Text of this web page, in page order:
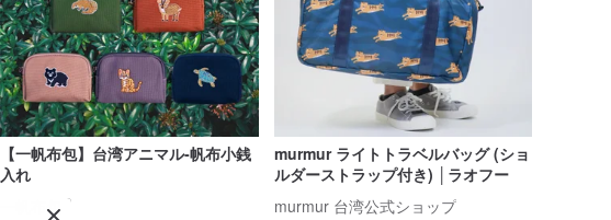
【一帆布包】台湾アニマル‐帆布小銭
入れ
一帆布包
murmur ライトトラベルバッグ (ショ
ルダーストラップ付き) │ラオフー
murmur 台湾公式ショップ